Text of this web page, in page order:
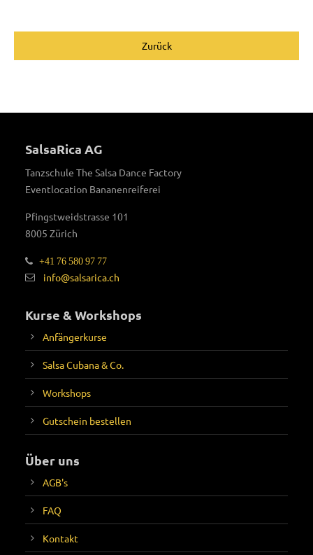
Zurück
SalsaRica AG
Tanzschule The Salsa Dance Factory
Eventlocation Bananenreiferei
Pfingstweidstrasse 101
8005 Zürich
+41 76 580 97 77
info@salsarica.ch
Kurse & Workshops
Anfängerkurse
Salsa Cubana & Co.
Workshops
Gutschein bestellen
Über uns
AGB's
FAQ
Kontakt